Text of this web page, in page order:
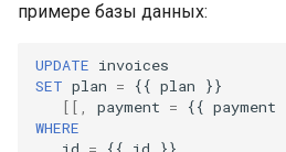
примере базы данных:
UPDATE invoices
SET plan = {{ plan
}}
[[,
payment = {{ payment
WHERE